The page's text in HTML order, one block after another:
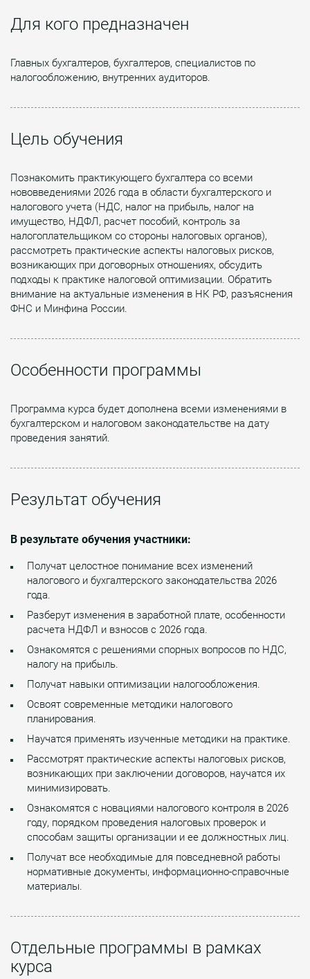
Для кого предназначен
Главных бухгалтеров, бухгалтеров, специалистов по
налогообложению, внутренних аудиторов.
Цель обучения
Познакомить практикующего бухгалтера со всеми
нововведениями 2026 года в области бухгалтерского и
налогового учета (НДС, налог на прибыль, налог на
имущество, НДФЛ, расчет пособий, контроль за
налогоплательщиком со стороны налоговых органов),
рассмотреть практические аспекты налоговых рисков,
возникающих при договорных отношениях, обсудить
подходы к практике налоговой оптимизации. Обратить
внимание на актуальные изменения в НК РФ, разъяснения
ФНС и Минфина России.
Особенности программы
Программа курса будет дополнена всеми изменениями в
бухгалтерском и налоговом законодательстве на дату
проведения занятий.
Результат обучения
В результате обучения участники:
Получат целостное понимание всех изменений
налогового и бухгалтерского законодательства 2026
года.
Разберут изменения в заработной плате, особенности
расчета НДФЛ и взносов с 2026 года.
Ознакомятся с решениями спорных вопросов по НДС,
налогу на прибыль.
Получат навыки оптимизации налогообложения.
Освоят современные методики налогового
планирования.
Научатся применять изученные методики на практике.
Рассмотрят практические аспекты налоговых рисков,
возникающих при заключении договоров, научатся их
минимизировать.
Ознакомятся с новациями налогового контроля в 2026
году, порядком проведения налоговых проверок и
способам защиты организации и ее должностных лиц.
Получат все необходимые для повседневной работы
нормативные документы, информационно-справочные
материалы.
Отдельные программы в рамках
курса